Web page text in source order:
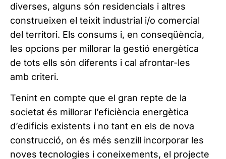
diverses, alguns són residencials i altres
construeixen el teixit industrial i/o comercial
del territori. Els consums i, en conseqüència,
les opcions per millorar la gestió energètica
de tots ells són diferents i cal afrontar-les
amb criteri.
Tenint en compte que el gran repte de la
societat és millorar l’eficiència energètica
d’edificis existents i no tant en els de nova
construcció, on és més senzill incorporar les
noves tecnologies i coneixements, el projecte